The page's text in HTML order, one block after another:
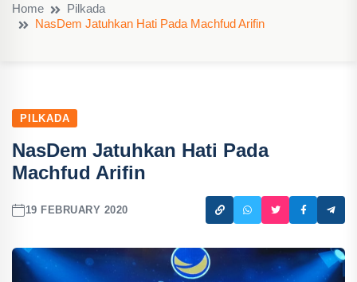
Home
Pilkada
NasDem Jatuhkan Hati Pada Machfud Arifin
PILKADA
NasDem Jatuhkan Hati Pada
Machfud Arifin
19 FEBRUARY 2020